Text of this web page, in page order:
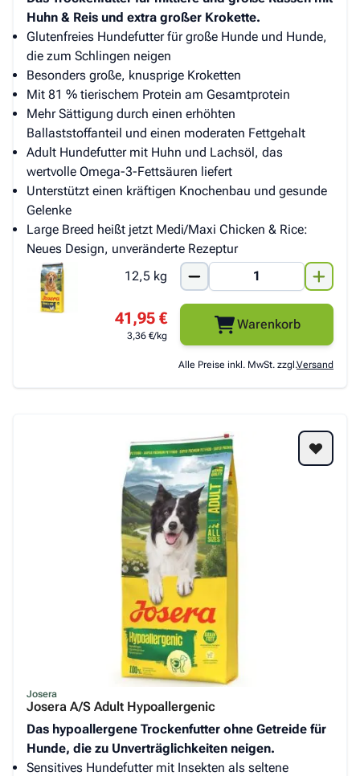
Huhn & Reis und extra großer Krokette.
Glutenfreies Hundefutter für große Hunde und Hunde,
die zum Schlingen neigen
Besonders große, knusprige Kroketten
Mit 81 % tierischem Protein am Gesamtprotein
Mehr Sättigung durch einen erhöhten
Ballaststoffanteil und einen moderaten Fettgehalt
Adult Hundefutter mit Huhn und Lachsöl, das
wertvolle Omega-3-Fettsäuren liefert
Unterstützt einen kräftigen Knochenbau und gesunde
Gelenke
Large Breed heißt jetzt Medi/Maxi Chicken & Rice:
Neues Design, unveränderte Rezeptur
12,5 kg
41,95 €
3,36 €/kg
Warenkorb
Alle Preise inkl. MwSt. zzgl.Versand
Josera
Josera A/S Adult Hypoallergenic
Das hypoallergene Trockenfutter ohne Getreide für
Hunde, die zu Unverträglichkeiten neigen.
Sensitives Hundefutter mit Insekten als seltene